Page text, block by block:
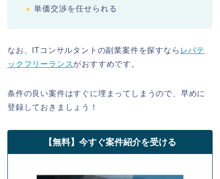
単価交渉を任せられる
なお、ITコンサルタントの副業案件を探すなら レバテ
ックフリーランスがおすすめです。
条件の良い案件はすぐに埋まってしまうので、早めに
登録しておきましょう！
【無料】今すぐ案件紹介を受ける